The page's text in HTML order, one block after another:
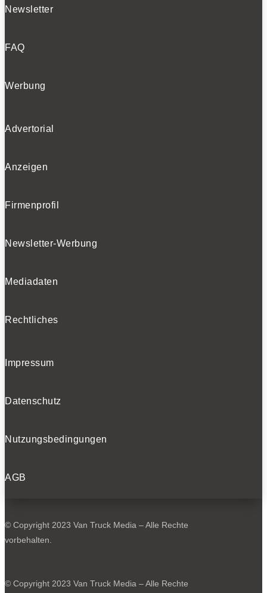
Newsletter
FAQ
Werbung
Advertorial
Anzeigen
Firmenprofil
Newsletter-Werbung
Mediadaten
Rechtliches
Impressum
Datenschutz
Nutzungsbedingungen
AGB
© Copyright 2023 Van Truck Media – Alle Rechte
vorbehalten.
© Copyright 2023 Van Truck Media – Alle Rechte